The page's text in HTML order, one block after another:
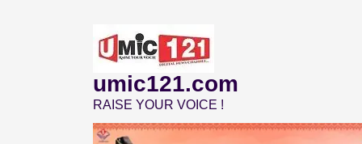
umic121.com
RAISE YOUR VOICE !